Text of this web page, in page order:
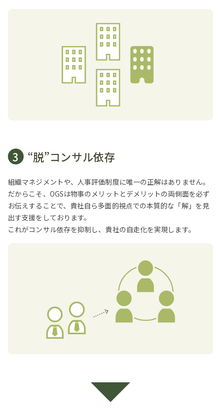
3 “脱”コンサル依存
組織マネジメントや、人事評価制度に唯一の正解はありません。
だからこそ、OGSは物事のメリットとデメリットの両側面を必ず
お伝えすることで、貴社自ら多面的視点での本質的な「解」を見
出す支援をしております。
これがコンサル依存を抑制し、貴社の自走化を実現します。